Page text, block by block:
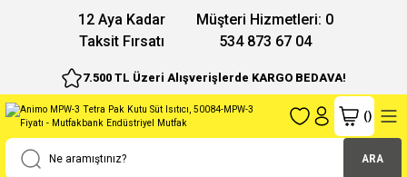
12 Aya Kadar
Taksit Fırsatı
Müşteri Hizmetleri: 0
534 873 67 04
7.500 TL Üzeri Alışverişlerde KARGO BEDAVA!
ARA
()